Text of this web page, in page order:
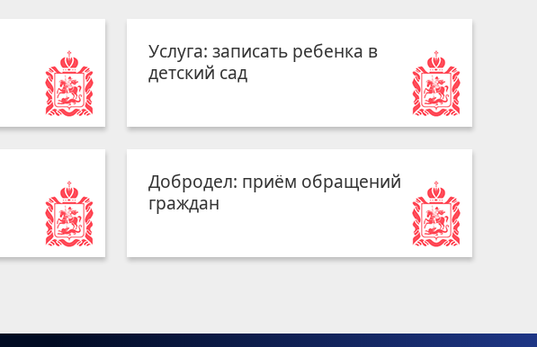
Услуга: записать ребенка в
детский сад
Добродел: приём обращений
граждан